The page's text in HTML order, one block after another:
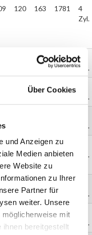
Über Cookies
und Anzeigen zu
Medien anbieten
Website zu
zu Ihrer
Partner für
weiter. Unsere
mit
bereitgestellt
120 163 1781
4
Zyl.
163 1781
4
Zyl.
163 1781
Zyl.
Zyl.
120 163 1781
Zyl.
110 150 1781
Zyl.
110 150 1781
Zyl.